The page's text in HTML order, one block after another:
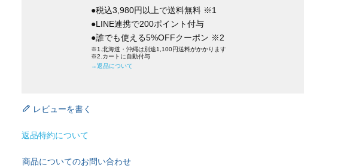
●税込3,980円以上で送料無料 ※1
●LINE連携で200ポイント付与
●誰でも使える5%OFFクーポン ※2
※1.北海道・沖縄は別途1,100円送料がかかります
※2.カートに自動付与
→返品について
レビューを書く
返品特約について
商品についてのお問い合わせ